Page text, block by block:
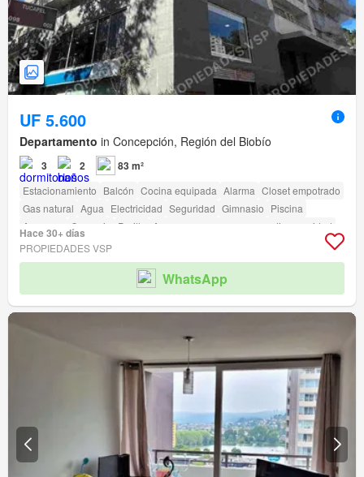
UF 5.600
Departamento in Concepción, Región del Biobío
3 2 83 m²
Estacionamiento Balcón Cocina equipada Alarma Closet empotrado
Gas natural Agua Electricidad Seguridad Gimnasio Piscina
Ascensor
Conserje Parilla Acceso para personas con discapacidad
Hace 30+ días
PROPIEDADES VSP
WhatsApp